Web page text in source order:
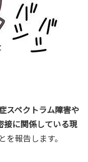
スペクトラム障害や
接に関係している現
報告します。